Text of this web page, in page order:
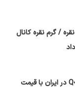
نقره / گرم نقره کانال
شرایط جدید فروش آئودی Q4 در ایران با قیمت